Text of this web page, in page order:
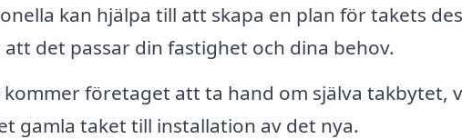
kan hjälpa till att skapa en plan för takets
det passar din fastighet och dina behov.
kommer företaget att ta hand om själva takbytet,
gamla taket till installation av det nya.